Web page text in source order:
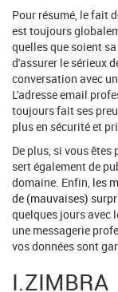
Pour résumé, le fait
est toujours
quelles que soient
d'assurer le sérieux
conversation avec
L'adresse email
toujours fait ses
plus en sécurité et
De plus, si vous
sert également de
domaine. Enfin, les
de (mauvaises)
quelques jours avec
une messagerie
vos données sont
I.ZIMBRA